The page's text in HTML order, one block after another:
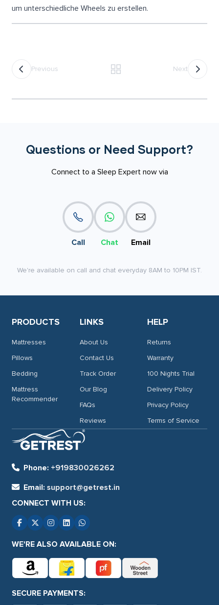
um unterschiedliche Wheels zu erstellen.
Previous Next
Questions or Need Support?
Connect to a Sleep Expert now via
Call Chat Email
We're available on call and chat everyday 8AM to 10PM IST.
Phone: +919830026262
Email: support@getrest.in
PRODUCTS
Mattresses
Pillows
Bedding
Mattress
Recommender
LINKS
About Us
Contact Us
Track Order
Our Blog
FAQs
Reviews
HELP
Returns
Warranty
100 Nights Trial
Delivery Policy
Privacy Policy
Terms of Service
CONNECT WITH US:
WE'RE ALSO AVAILABLE ON:
SECURE PAYMENTS: